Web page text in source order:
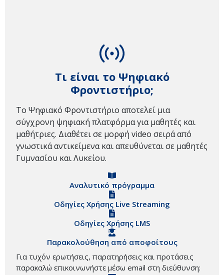
Τι είναι το Ψηφιακό
Φροντιστήριο;
Το Ψηφιακό Φροντιστήριο αποτελεί μια
σύγχρονη ψηφιακή πλατφόρμα για μαθητές και
μαθήτριες. Διαθέτει σε μορφή video σειρά από
γνωστικά αντικείμενα και απευθύνεται σε μαθητές
Γυμνασίου και Λυκείου.
Αναλυτικό πρόγραμμα
Οδηγίες Χρήσης Live Streaming
Οδηγίες Χρήσης LMS
Παρακολούθηση από αποφοίτους
Για τυχόν ερωτήσεις, παρατηρήσεις και προτάσεις
παρακαλώ επικοινωνήστε μέσω email στη διεύθυνση: